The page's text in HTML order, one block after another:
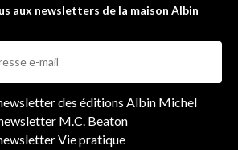
aux newsletters de la maison Albin
newsletter des éditions Albin Michel
M.C. Beaton
newsletter Vie pratique